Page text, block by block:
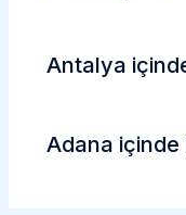
Antalya
Adana